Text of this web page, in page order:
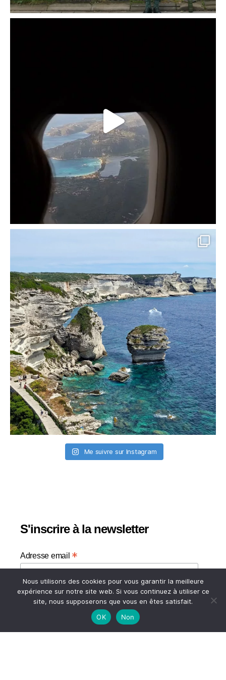
Me suivre sur Instagram
S'inscrire à la newsletter
Adresse email *
Votre adresse email
Nous utilisons des cookies pour vous garantir la meilleure
expérience sur notre site web. Si vous continuez à utiliser ce
site, nous supposerons que vous en êtes satisfait.
OK
Non